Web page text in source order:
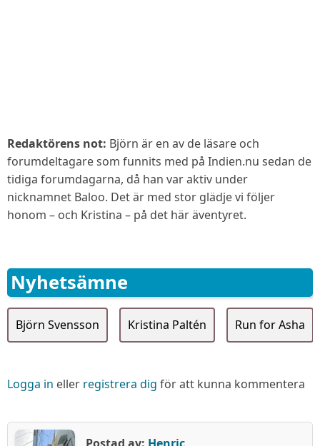
Redaktörens not: Björn är en av de läsare och
forumdeltagare som funnits med på Indien.nu sedan de
tidiga forumdagarna, då han var aktiv under
nicknamnet Baloo. Det är med stor glädje vi följer
honom – och Kristina – på det här äventyret.
Nyhetsämne
Björn Svensson Kristina Paltén Run for Asha
Logga in eller registrera dig för att kunna kommentera